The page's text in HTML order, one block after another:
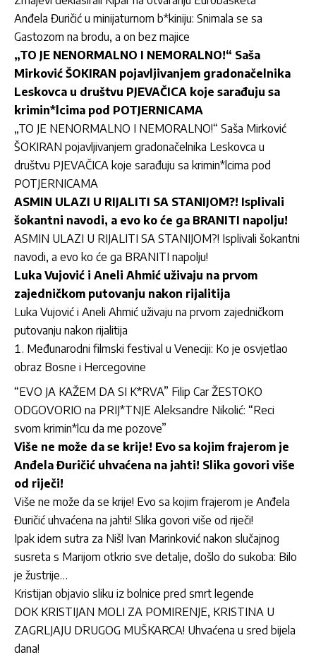
Anđela Đuričić u minijaturnom b*kiniju: Snimala se sa
Gastozom na brodu, a on bez majice
„TO JE NENORMALNO I NEMORALNO!“ Saša
Mirković ŠOKIRAN pojavljivanjem gradonačelnika
Leskovca u društvu PJEVAČICA koje sarađuju sa
krimin*lcima pod POTJERNICAMA
„TO JE NENORMALNO I NEMORALNO!“ Saša Mirković
ŠOKIRAN pojavljivanjem gradonačelnika Leskovca u
društvu PJEVAČICA koje sarađuju sa krimin*lcima pod
POTJERNICAMA
ASMIN ULAZI U RIJALITI SA STANIJOM?! Isplivali
šokantni navodi, a evo ko će ga BRANITI napolju!
ASMIN ULAZI U RIJALITI SA STANIJOM?! Isplivali šokantni
navodi, a evo ko će ga BRANITI napolju!
Luka Vujović i Aneli Ahmić uživaju na prvom
zajedničkom putovanju nakon rijalitija
Luka Vujović i Aneli Ahmić uživaju na prvom zajedničkom
putovanju nakon rijalitija
Međunarodni filmski festival u Veneciji: Ko je osvjetlao
obraz Bosne i Hercegovine
“EVO JA KAŽEM DA SI K*RVA” Filip Car ŽESTOKO
ODGOVORIO na PRIJ*TNJE Aleksandre Nikolić: “Reci
svom krimin*lcu da me pozove”
Više ne može da se krije! Evo sa kojim frajerom je
Anđela Đuričić uhvaćena na jahti! Slika govori više
od riječi!
Više ne može da se krije! Evo sa kojim frajerom je Anđela
Đuričić uhvaćena na jahti! Slika govori više od riječi!
Ipak idem sutra za Niš! Ivan Marinković nakon slučajnog
susreta s Marijom otkrio sve detalje, došlo do sukoba: Bilo
je žustrije…
Kristijan objavio sliku iz bolnice pred smrt legende
DOK KRISTIJAN MOLI ZA POMIRENJE, KRISTINA U
ZAGRLJAJU DRUGOG MUŠKARCA! Uhvaćena u sred bijela
dana!